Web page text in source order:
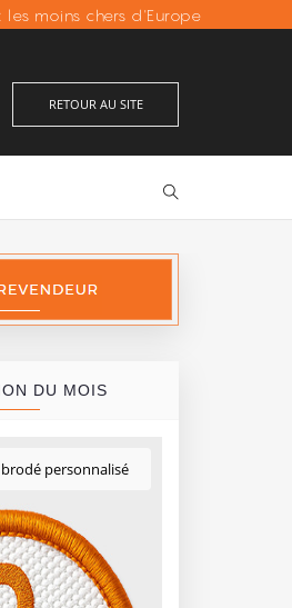
les moins chers d'Europe
RETOUR AU SITE
DU MOIS
personnalisé